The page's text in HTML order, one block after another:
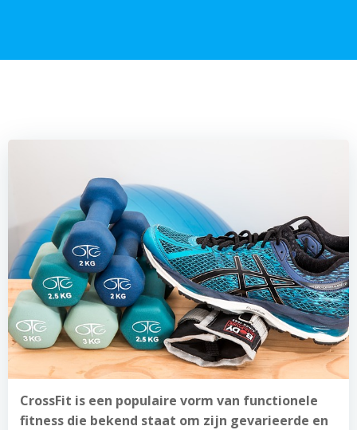
CrossFit is een populaire vorm van functionele
fitness die bekend staat om zijn gevarieerde en